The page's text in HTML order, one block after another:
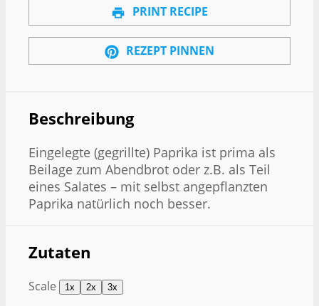
PRINT RECIPE
REZEPT PINNEN
Beschreibung
Eingelegte (gegrillte) Paprika ist prima als
Beilage zum Abendbrot oder z.B. als Teil
eines Salates – mit selbst angepflanzten
Paprika natürlich noch besser.
Zutaten
Scale 1x 2x 3x